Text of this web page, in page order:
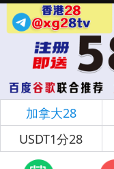
加拿大28
USDT1分28